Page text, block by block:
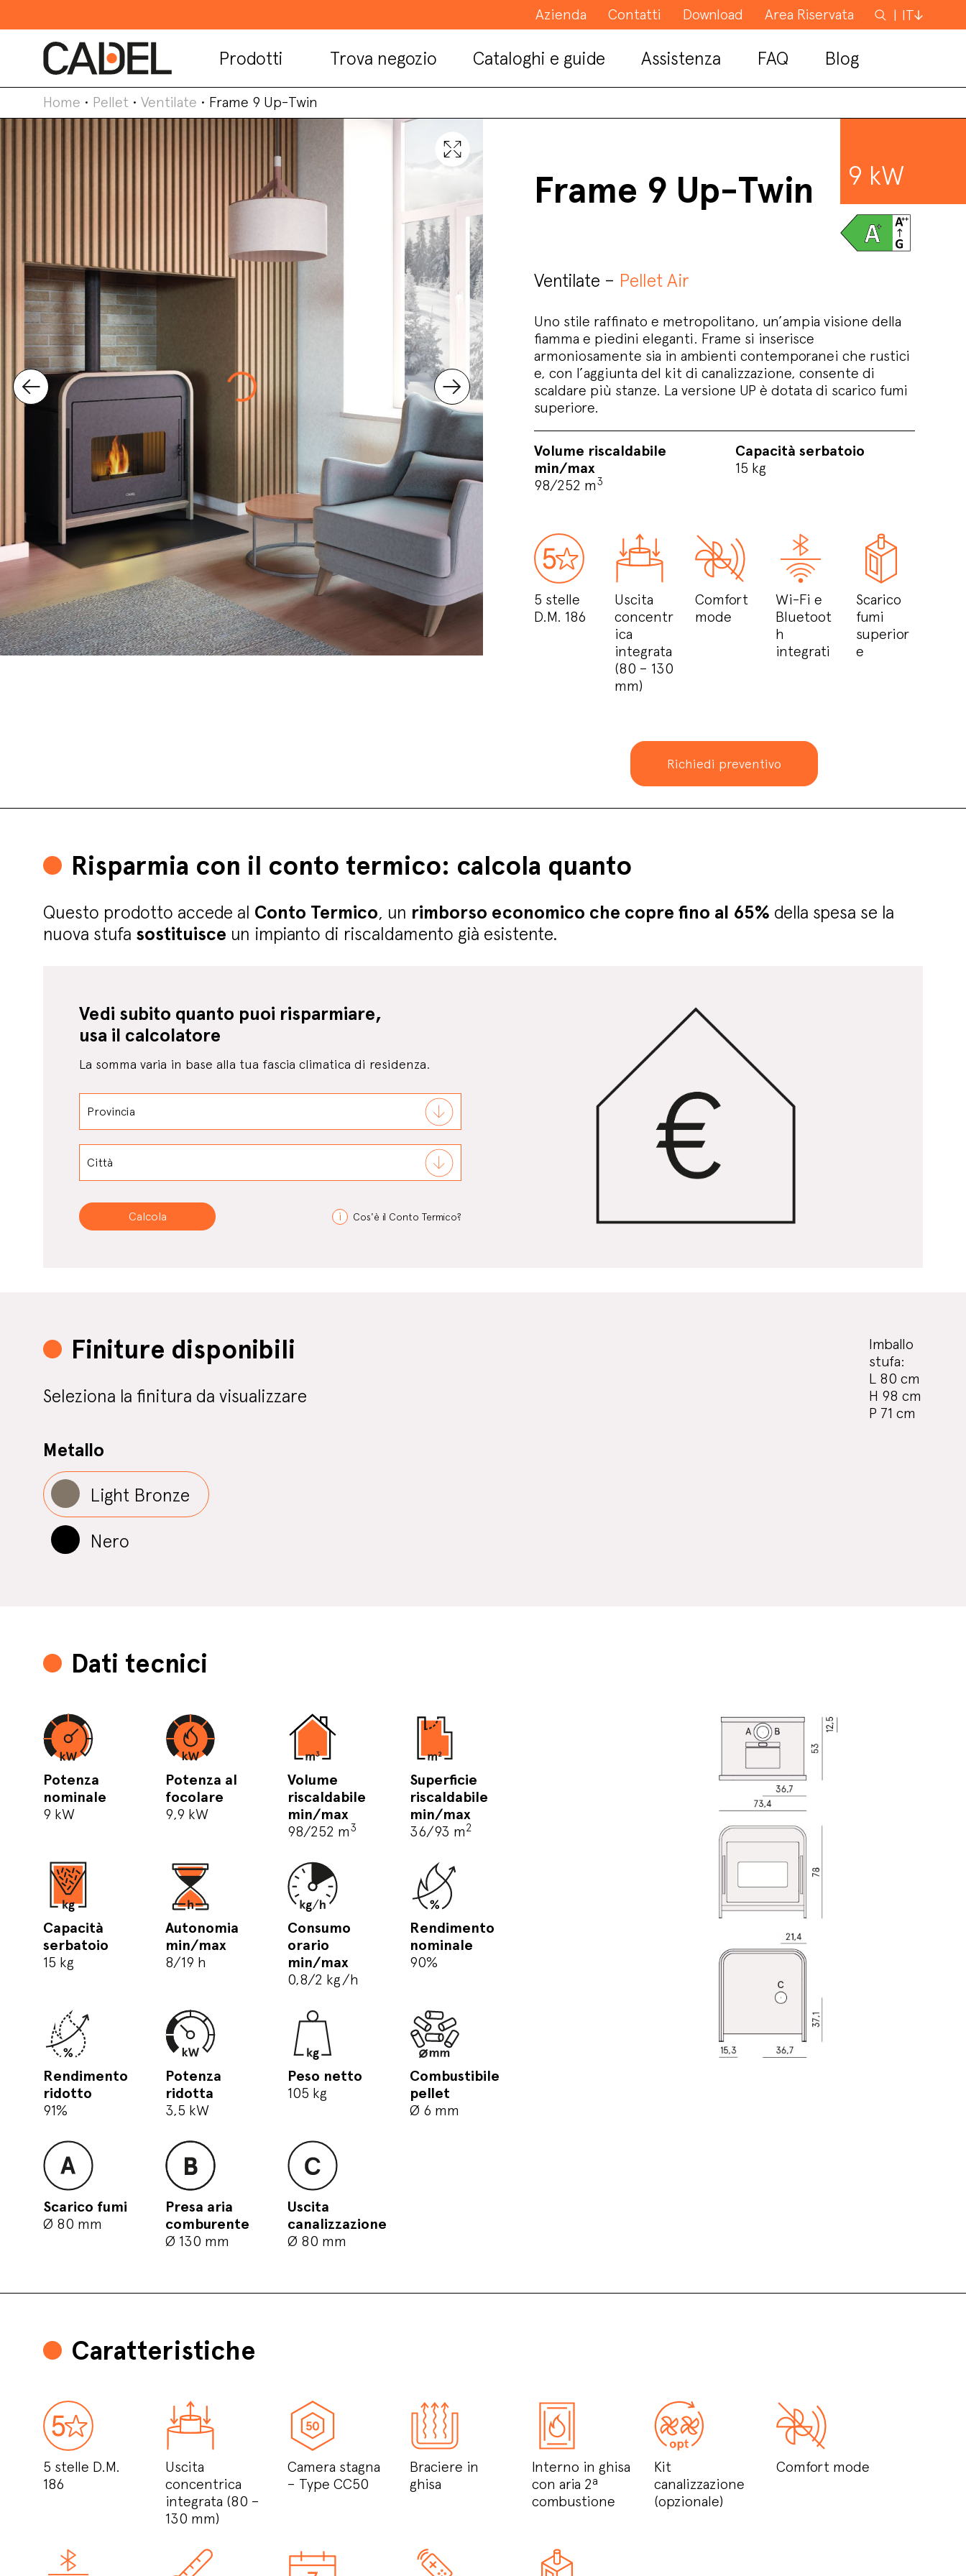
Azienda Contatti Download Area Riservata Cerca
IT
Prodotti Trova negozio Cataloghi e guide Assistenza FAQ Blog
Home • Pellet • Ventilate • Frame 9 Up-Twin
9 kW
Frame 9 Up-Twin
Ventilate – Pellet Air
Uno stile raffinato e metropolitano, un’ampia visione della
fiamma e piedini eleganti. Frame si inserisce
armoniosamente sia in ambienti contemporanei che rustici
e, con l’aggiunta del kit di canalizzazione, consente di
scaldare più stanze. La versione UP è dotata di scarico fumi
superiore.
Volume riscaldabile
min/max
98/252 m3
Capacità serbatoio
15 kg
5 stelle
D.M. 186
Uscita
concentr
ica
integrata
(80 – 130
mm)
Comfort
mode
Wi-Fi e
Bluetoot
h
integrati
Scarico
fumi
superior
e
Richiedi preventivo
Risparmia con il conto termico: calcola quanto
Questo prodotto accede al Conto Termico, un rimborso economico che copre fino al 65% della spesa se la
nuova stufa sostituisce un impianto di riscaldamento già esistente.
Imballo
stufa:
L 80 cm
H 98 cm
P 71 cm
Finiture disponibili
Seleziona la finitura da visualizzare
Metallo
Light Bronze
Nero
Dati tecnici
Potenza
nominale
9 kW
Potenza al
focolare
9,9 kW
Volume
riscaldabile
min/max
98/252 m3
Superficie
riscaldabile
min/max
36/93 m2
Capacità
serbatoio
15 kg
Autonomia
min/max
8/19 h
Consumo
orario
min/max
0,8/2 kg/h
Rendimento
nominale
90%
Rendimento
ridotto
91%
Potenza
ridotta
3,5 kW
Peso netto
105 kg
Combustibile
pellet
Ø 6 mm
Scarico fumi
Ø 80 mm
Presa aria
comburente
Ø 130 mm
Uscita
canalizzazione
Ø 80 mm
Caratteristiche
5 stelle D.M.
186
Uscita
concentrica
integrata (80 –
130 mm)
Camera stagna
– Type CC50
Braciere in
ghisa
Interno in ghisa
con aria 2ª
combustione
Kit
canalizzazione
(opzionale)
Comfort mode